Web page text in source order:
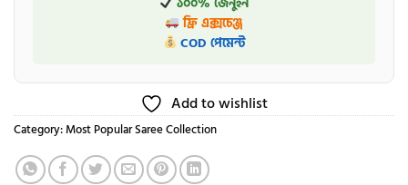
ফ্রি এক্সচেঞ্জ
COD পেমেন্ট
Add to wishlist
Category:Most Popular Saree Collection